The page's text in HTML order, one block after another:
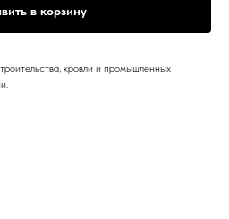
в корзину
кровли и промышленных